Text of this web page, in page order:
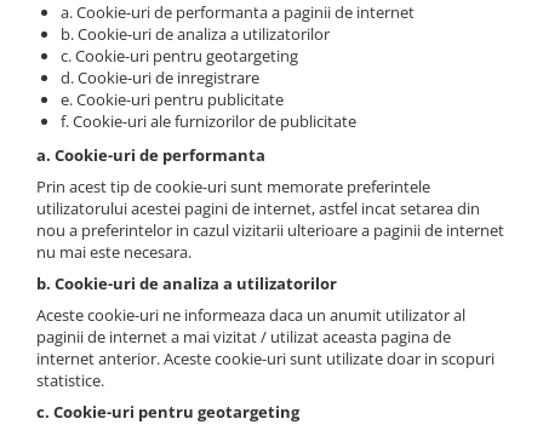
a. Cookie-uri de performanta a paginii de internet
b. Cookie-uri de analiza a utilizatorilor
c. Cookie-uri pentru geotargeting
d. Cookie-uri de inregistrare
e. Cookie-uri pentru publicitate
f. Cookie-uri ale furnizorilor de publicitate
a. Cookie-uri de performanta
Prin acest tip de cookie-uri sunt memorate preferintele
utilizatorului acestei pagini de internet, astfel incat setarea din
nou a preferintelor in cazul vizitarii ulterioare a paginii de internet
nu mai este necesara.
b. Cookie-uri de analiza a utilizatorilor
Aceste cookie-uri ne informeaza daca un anumit utilizator al
paginii de internet a mai vizitat / utilizat aceasta pagina de
internet anterior. Aceste cookie-uri sunt utilizate doar in scopuri
statistice.
c. Cookie-uri pentru geotargeting